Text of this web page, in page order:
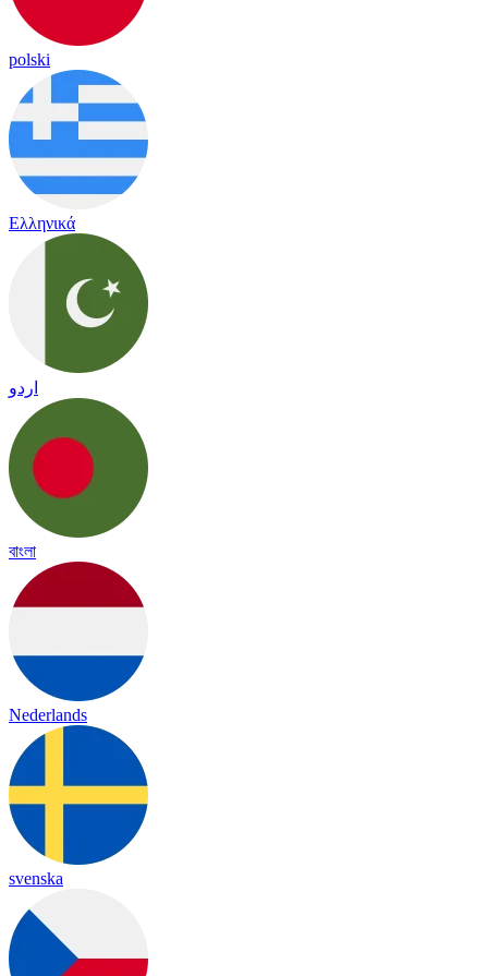
polski
Ελληνικά
اردو
বাংলা
Nederlands
svenska